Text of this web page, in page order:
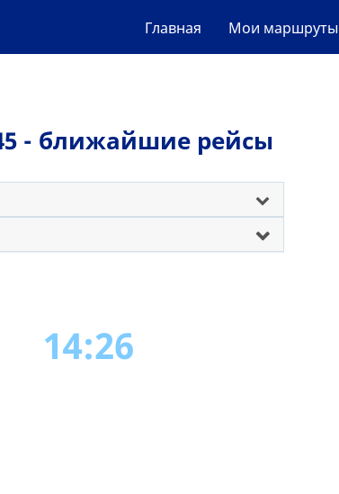
Главная Мои маршруты
- ближайшие рейсы
14:26